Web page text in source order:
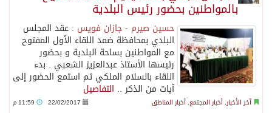
بالمواطنين بحضور رئيس البلدية
حسين صيرم - جازان فويس : عقد المجلس
البلدي بمحافظة ضمد اللقاء الأول المفتوح
مع المواطنين بساحة البلدية و بحضور
رئيسها الأستاذ عبدالعزيز الشعبي . بدء
اللقاء بالسلام الملكي ثم استمع الحضور إلى
آيات من الذكر .. التفاصيل
آخر الأخبار, أخبار المجتمع, أخبار المناطق 22/02/2017